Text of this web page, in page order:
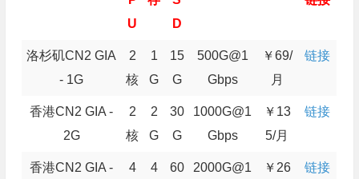
U
D
洛杉矶CN2 GIA
- 1G
2
核
1
G
15
G
500G@1
Gbps
￥69/
月
链接
香港CN2 GIA -
2G
2
核
2
G
30
G
1000G@1
Gbps
￥13
5/月
链接
香港CN2 GIA -
4
4
60
2000G@1
￥26
链接